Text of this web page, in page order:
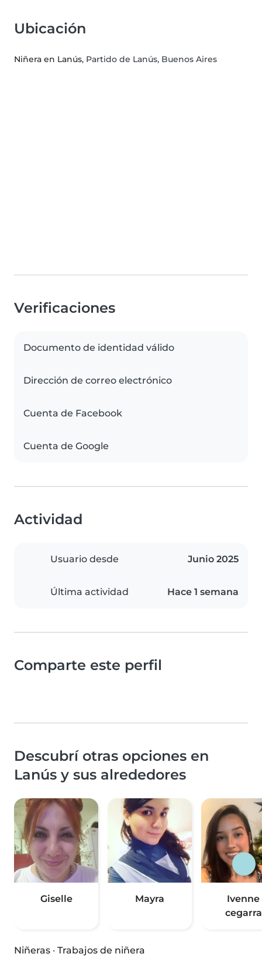
Ubicación
Niñera en Lanús, Partido de Lanús, Buenos Aires
Verificaciones
Documento de identidad válido
Dirección de correo electrónico
Cuenta de Facebook
Cuenta de Google
Actividad
Usuario desde Junio 2025
Última actividad Hace 1 semana
Comparte este perfil
Descubrí otras opciones en
Lanús y sus alrededores
Giselle Mayra
Ivenne
cegarra
Niñeras · Trabajos de niñera